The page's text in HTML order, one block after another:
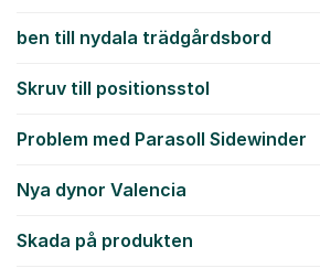
ben till nydala trädgårdsbord
Skruv till positionsstol
Problem med Parasoll Sidewinder
Nya dynor Valencia
Skada på produkten